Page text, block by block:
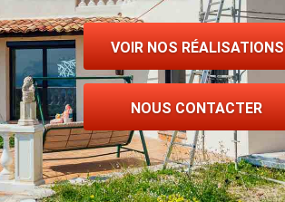
VOIR NOS RÉALISATIONS
NOUS CONTACTER